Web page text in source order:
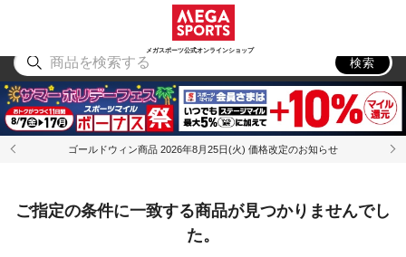
メガスポーツ公式オンラインショップ
アウトドア
検索
ゴールドウィン商品 2026年8月25日(火) 価格改定のお知らせ
ご指定の条件に一致する商品が見つかりませんでし
た。